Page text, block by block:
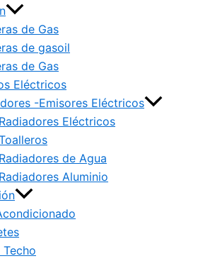
de Gas
de gasoil
de Gas
Eléctricos
-Emisores Eléctricos
Radiadores Eléctricos
Radiadores de Agua
Radiadores Aluminio
Techo